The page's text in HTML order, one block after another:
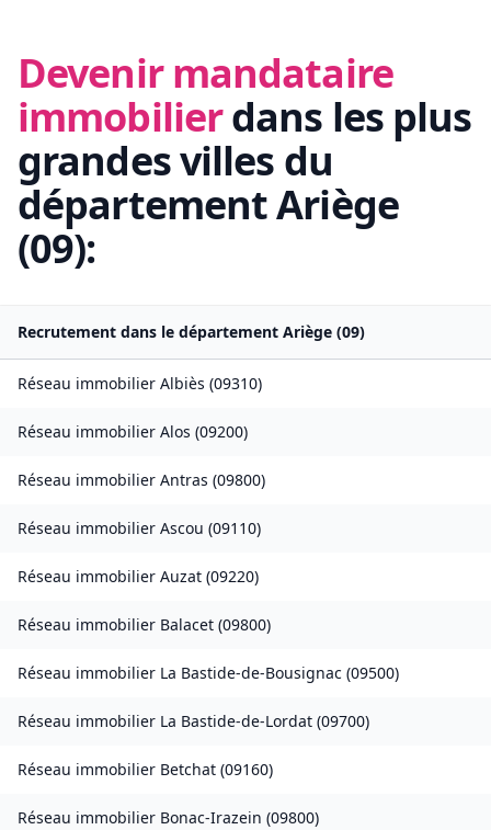
Devenir mandataire
immobilierdans les plus
grandes villes du
départementAriège
(09):
Recrutement dans le département Ariège (09)
Réseau immobilier Albiès (09310)
Réseau immobilier Alos (09200)
Réseau immobilier Antras (09800)
Réseau immobilier Ascou (09110)
Réseau immobilier Auzat (09220)
Réseau immobilier Balacet (09800)
Réseau immobilier La Bastide-de-Bousignac (09500)
Réseau immobilier La Bastide-de-Lordat (09700)
Réseau immobilier Betchat (09160)
Réseau immobilier Bonac-Irazein (09800)